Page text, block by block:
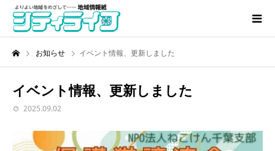
お知らせ イベント情報、更新しました
イベント情報、更新しました
2025.09.02